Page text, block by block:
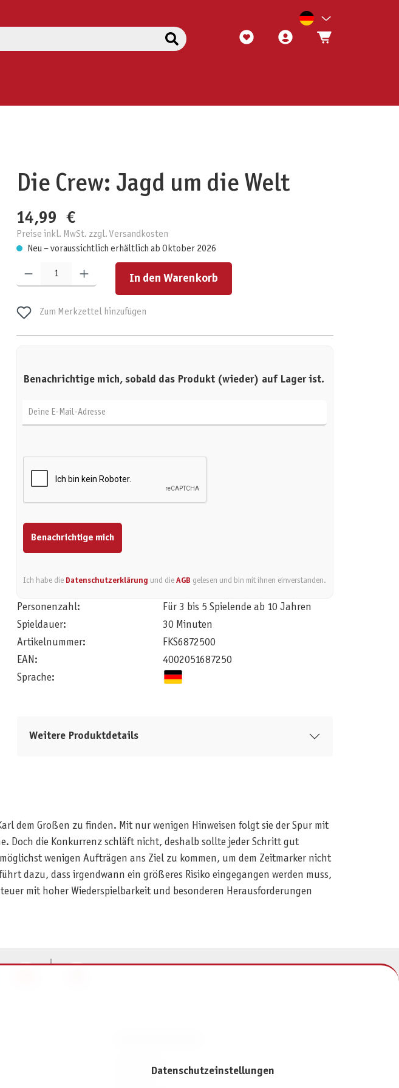
Die Crew: Jagd um die Welt
14,99 €
Preise inkl. MwSt. zzgl. Versandkosten
Neu – voraussichtlich erhältlich ab Oktober 2026
In den Warenkorb
Zum Merkzettel hinzufügen
Benachrichtige mich, sobald das Produkt (wieder) auf Lager ist.
Benachrichtige mich
Ich habe die Datenschutzerklärung und dieAGB gelesen und bin mit ihnen einverstanden.
Personenzahl:
Für 3 bis 5 Spielende ab 10 Jahren
Spieldauer:
30 Minuten
Artikelnummer:
FKS6872500
EAN:
4002051687250
Sprache:
Weitere Produktdetails
dem Großen zu finden. Mit nur wenigen Hinweisen folgt sie der Spur mit
Doch die Konkurrenz schläft nicht, deshalb sollte jeder Schritt gut
wenigen Aufträgen ans Ziel zu kommen, um dem Zeitmarker nicht
dazu, dass irgendwann ein größeres Risiko eingegangen werden muss,
mit hoher Wiederspielbarkeit und besonderen Herausforderungen
Datenschutzeinstellungen